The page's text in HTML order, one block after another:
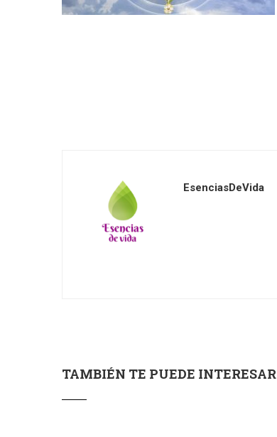
EsenciasDeVida
TAMBIÉN TE PUEDE INTERESAR